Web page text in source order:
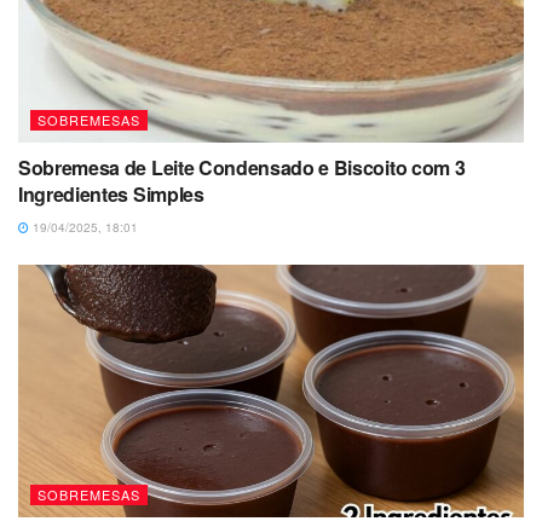
SOBREMESAS
Sobremesa de Leite Condensado e Biscoito com 3
Ingredientes Simples
19/04/2025, 18:01
SOBREMESAS